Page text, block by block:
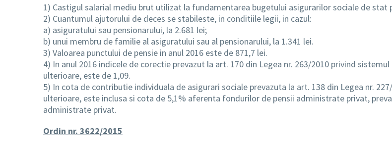
1) Castigul salarial mediu brut utilizat la fundamentarea bugetului asigurarilor sociale de stat
2) Cuantumul ajutorului de deces se stabileste, in conditiile legii, in cazul:
a) asiguratului sau pensionarului, la 2.681 lei;
b) unui membru de familie al asiguratului sau al pensionarului, la 1.341 lei.
3) Valoarea punctului de pensie in anul 2016 este de 871,7 lei.
4) In anul 2016 indicele de corectie prevazut la art. 170 din Legea nr. 263/2010 privind
ulterioare, este de 1,09.
5) In cota de contributie individuala de asigurari sociale prevazuta la art. 138 din Legea nr.
ulterioare, este inclusa si cota de 5,1% aferenta fondurilor de pensii administrate privat,
administrate privat.
Ordin nr. 3622/2015